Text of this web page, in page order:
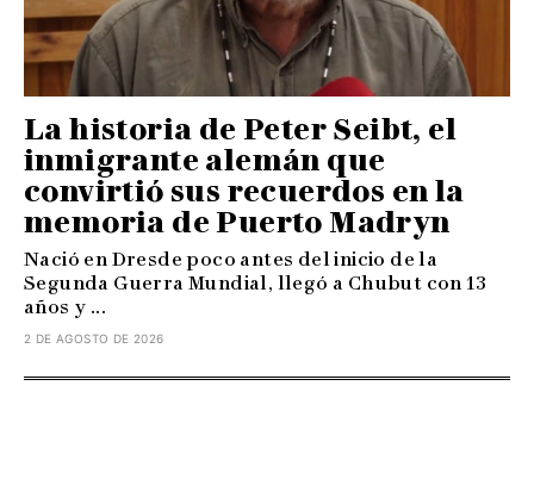
La historia de Peter Seibt, el
inmigrante alemán que
convirtió sus recuerdos en la
memoria de Puerto Madryn
Nació en Dresde poco antes del inicio de la
Segunda Guerra Mundial, llegó a Chubut con 13
años y ...
2 DE AGOSTO DE 2026